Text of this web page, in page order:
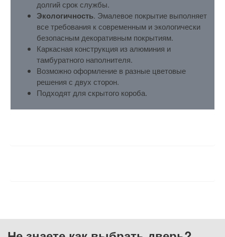
долгий срок службы.
Экологичность. Эмалевое покрытие выполняет
все требования к современным и экологически
безопасным декоративным покрытиям.
Каркасная конструкция из алюминия и
тамбуратного наполнителя.
Возможно оформление в разные цветовые
решения с двух сторон.
Подходят для скрытого короба.